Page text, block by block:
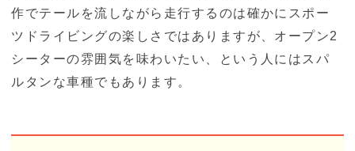
作でテールを流しながら走行するのは確かにスポー
ツドライビングの楽しさではありますが、オープン2
シーターの雰囲気を味わいたい、という人にはスパ
ルタンな車種でもあります。